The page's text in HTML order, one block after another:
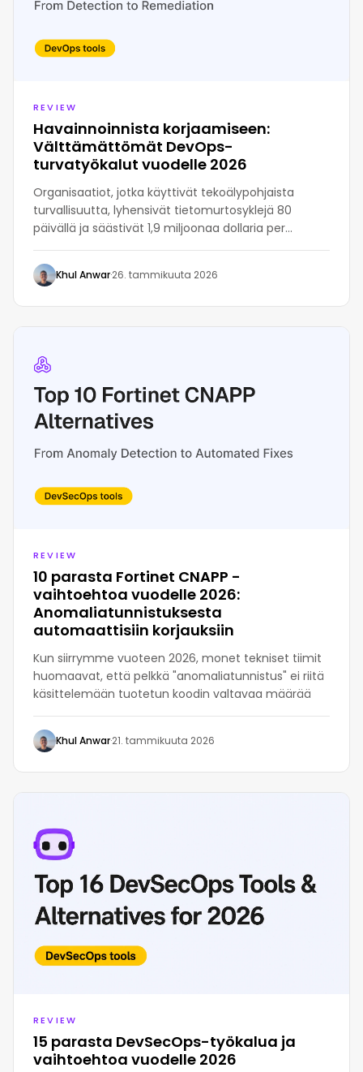
REVIEW
Havainnoinnista korjaamiseen:
Välttämättömät DevOps-
turvatyökalut vuodelle 2026
Organisaatiot, jotka käyttivät tekoälypohjaista
turvallisuutta, lyhensivät tietomurtosyklejä 80
päivällä ja säästivät 1,9 miljoonaa dollaria per
tapaus, mikä on 34 %:n vähennys, korostaen
tekoälyn kasvavaa merkitystä puolustuksessa
Khul Anwar·26. tammikuuta 2026
REVIEW
10 parasta Fortinet CNAPP -
vaihtoehtoa vuodelle 2026:
Anomaliatunnistuksesta
automaattisiin korjauksiin
Kun siirrymme vuoteen 2026, monet tekniset tiimit
huomaavat, että pelkkä "anomaliatunnistus" ei riitä
käsittelemään tuotetun koodin valtavaa määrää
Khul Anwar·21. tammikuuta 2026
REVIEW
15 parasta DevSecOps-työkalua ja
vaihtoehtoa vuodelle 2026